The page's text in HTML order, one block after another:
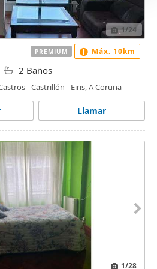
1/24
2 Baños
- Castrillón - Eiris, A Coruña
Llamar
PREMIUM Máx. 10km
1/28